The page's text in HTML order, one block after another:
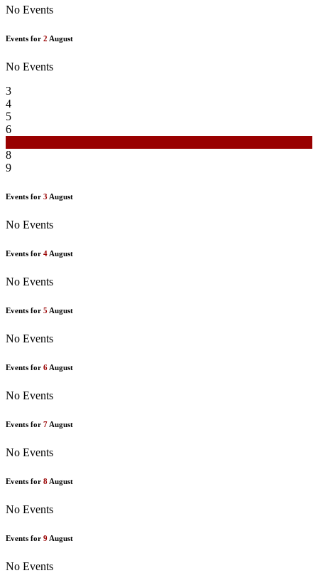
No Events
Events for 2 August
No Events
3
4
5
6
8
9
Events for 3 August
No Events
Events for 4 August
No Events
Events for 5 August
No Events
Events for 6 August
No Events
Events for 7 August
No Events
Events for 8 August
No Events
Events for 9 August
No Events